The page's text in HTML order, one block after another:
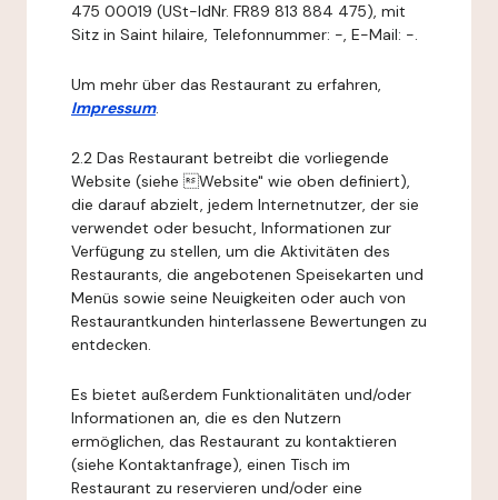
475 00019 (USt-IdNr. FR89 813 884 475), mit
Sitz in Saint hilaire, Telefonnummer: -, E-Mail: -.
Um mehr über das Restaurant zu erfahren,
Impressum.
2.2 Das Restaurant betreibt die vorliegende
Website (siehe Website" wie oben definiert),
die darauf abzielt, jedem Internetnutzer, der sie
verwendet oder besucht, Informationen zur
Verfügung zu stellen, um die Aktivitäten des
Restaurants, die angebotenen Speisekarten und
Menüs sowie seine Neuigkeiten oder auch von
Restaurantkunden hinterlassene Bewertungen zu
entdecken.
Es bietet außerdem Funktionalitäten und/oder
Informationen an, die es den Nutzern
ermöglichen, das Restaurant zu kontaktieren
(siehe Kontaktanfrage), einen Tisch im
Restaurant zu reservieren und/oder eine